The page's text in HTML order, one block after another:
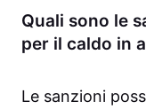
Quali sono le
per il caldo in
Le sanzioni